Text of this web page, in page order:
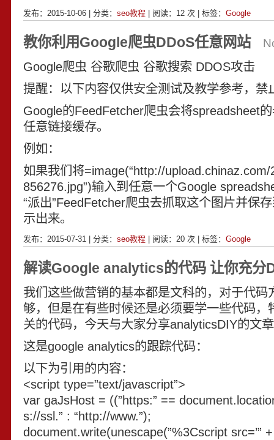
发布：2015-10-06 | 分类： seo教程| 阅读： 12 次 | 标签： Google
教你利用Google爬虫DDoS任意网站
Google爬虫 谷歌爬虫 谷歌搜索 DDOS攻击
提醒：以下内容仅供安全测试及教学参考，禁
Google的FeedFetcher爬虫会将spreadsheet的
任意链接缓存。
例如：
如果我们将=image(“http://
856276.jpg”)输入到任意一个Google
“派出”FeedFetcher爬虫去抓取这个图片并保
示出来。
发布：2015-07-31 | 分类： seo教程| 阅读： 20 次 | 标签： Google
解读Google analytics的代码 让你充分
我们这些做营销的基本都是文科的，对于代码
够，但是在有些时候还是必须要学一些代码，
关的代码，今天与大家分享analyticsDIY的文
这是google analytics的跟踪代码：
以下为引用的内容：
<script type=”text/javascript”>
var gaJsHost = ((”https:” ==
s://ssl.” : “http://www.”);
document.write(unescape(”%3Cscript src=’”